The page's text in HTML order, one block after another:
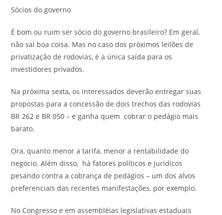
Sócios do governo
É bom ou ruim ser sócio do governo brasileiro? Em geral,
não sai boa coisa. Mas no caso dos próximos leilões de
privatização de rodovias, é a única saída para os
investidores privados.
Na próxima sexta, os interessados deverão entregar suas
propostas para a concessão de dois trechos das rodovias
BR 262 e BR 050 – e ganha quem cobrar o pedágio mais
barato.
Ora, quanto menor a tarifa, menor a rentabilidade do
negócio. Além disso, há fatores políticos e jurídicos
pesando contra a cobrança de pedágios – um dos alvos
preferenciais das recentes manifestações, por exemplo.
No Congresso e em assembléias legislativas estaduais